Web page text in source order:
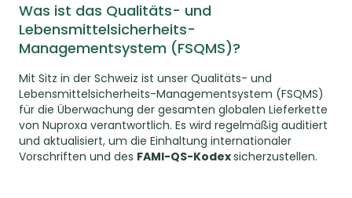
Was ist das Qualitäts- und
Lebensmittelsicherheits-
Managementsystem (FSQMS)?
Mit Sitz in der Schweiz ist unser Qualitäts- und
Lebensmittelsicherheits-Managementsystem (FSQMS)
für die Überwachung der gesamten globalen Lieferkette
von Nuproxa verantwortlich. Es wird regelmäßig auditiert
und aktualisiert, um die Einhaltung internationaler
Vorschriften und des FAMI-QS-Kodexsicherzustellen.